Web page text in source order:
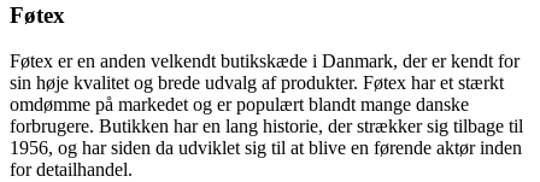
Føtex
Føtex er en anden velkendt butikskæde i Danmark, der er kendt for
sin høje kvalitet og brede udvalg af produkter. Føtex har et stærkt
omdømme på markedet og er populært blandt mange danske
forbrugere. Butikken har en lang historie, der strækker sig tilbage til
1956, og har siden da udviklet sig til at blive en førende aktør inden
for detailhandel.